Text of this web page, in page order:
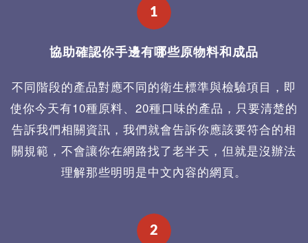
1
協助確認你手邊有哪些原物料和成品
不同階段的產品對應不同的衛生標準與檢驗項目，即
使你今天有10種原料、20種口味的產品，只要清楚的
告訴我們相關資訊，我們就會告訴你應該要符合的相
關規範，不會讓你在網路找了老半天，但就是沒辦法
理解那些明明是中文內容的網頁。
2